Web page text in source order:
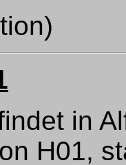
in
H01,